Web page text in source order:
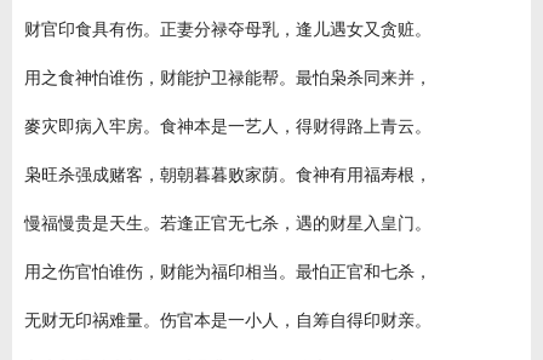
财官印食具有伤。正妻分禄夺母乳，逢儿遇女又贪赃。
用之食神怕谁伤，财能护卫禄能帮。最怕枭杀同来并，
麥灾即病入牢房。食神本是一艺人，得财得路上青云。
枭旺杀强成赌客，朝朝暮暮败家荫。食神有用福寿根，
慢福慢贵是天生。若逢正官无七杀，遇的财星入皇门。
用之伤官怕谁伤，财能为福印相当。最怕正官和七杀，
无财无印祸难量。伤官本是一小人，自筹自得印财亲。